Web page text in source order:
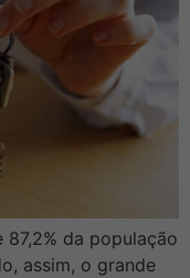
87,2% da população
assim, o grande